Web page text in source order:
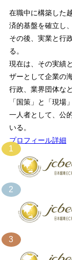
在職中に構築した
済的基盤を確立し
その後、実業と行
る。
現在は、その実績
ザーとして企業の
行政、業界団体な
「国策」と「現場
一人者として、公
いる。
プロフィール詳細
1
2
3